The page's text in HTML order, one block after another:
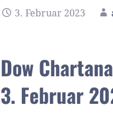
3. Februar 2023
Dow
3. Februar